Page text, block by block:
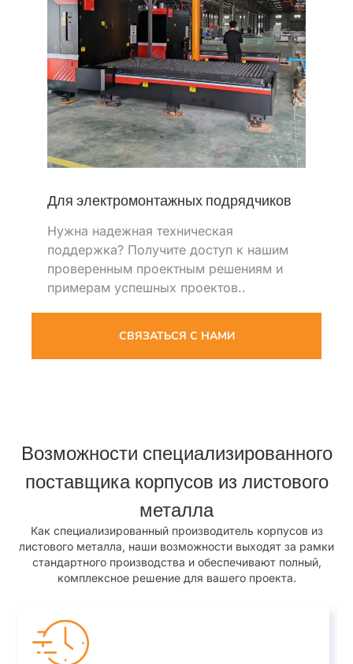
Для электромонтажных подрядчиков
Нужна надежная техническая
поддержка? Получите доступ к нашим
проверенным проектным решениям и
примерам успешных проектов..
СВЯЗАТЬСЯ С НАМИ
Возможности специализированного
поставщика корпусов из листового
металла
Как специализированный производитель корпусов из
листового металла, наши возможности выходят за рамки
стандартного производства и обеспечивают полный,
комплексное решение для вашего проекта.